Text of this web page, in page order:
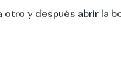
y después abrir la